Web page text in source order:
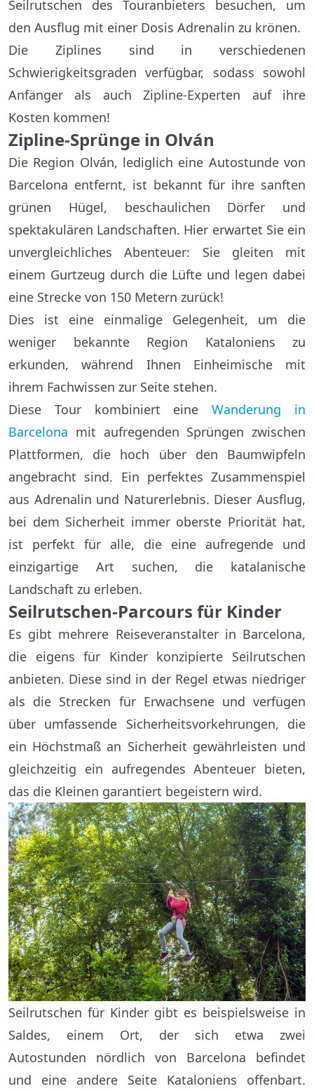
Seilrutschen des Touranbieters besuchen, um
den Ausflug mit einer Dosis Adrenalin zu krönen.
Die Ziplines sind in verschiedenen
Schwierigkeitsgraden verfügbar, sodass sowohl
Anfänger als auch Zipline-Experten auf ihre
Kosten kommen!
Zipline-Sprünge in Olván
Die Region Olván, lediglich eine Autostunde von
Barcelona entfernt, ist bekannt für ihre sanften
grünen Hügel, beschaulichen Dörfer und
spektakulären Landschaften. Hier erwartet Sie ein
unvergleichliches Abenteuer: Sie gleiten mit
einem Gurtzeug durch die Lüfte und legen dabei
eine Strecke von 150 Metern zurück!
Dies ist eine einmalige Gelegenheit, um die
weniger bekannte Region Kataloniens zu
erkunden, während Ihnen Einheimische mit
ihrem Fachwissen zur Seite stehen.
Diese Tour kombiniert eineWanderung in
Barcelona mit aufregenden Sprüngen zwischen
Plattformen, die hoch über den Baumwipfeln
angebracht sind. Ein perfektes Zusammenspiel
aus Adrenalin und Naturerlebnis. Dieser Ausflug,
bei dem Sicherheit immer oberste Priorität hat,
ist perfekt für alle, die eine aufregende und
einzigartige Art suchen, die katalanische
Landschaft zu erleben.
Seilrutschen-Parcours für Kinder
Es gibt mehrere Reiseveranstalter in Barcelona,
die eigens für Kinder konzipierte Seilrutschen
anbieten. Diese sind in der Regel etwas niedriger
als die Strecken für Erwachsene und verfügen
über umfassende Sicherheitsvorkehrungen, die
ein Höchstmaß an Sicherheit gewährleisten und
gleichzeitig ein aufregendes Abenteuer bieten,
das die Kleinen garantiert begeistern wird.
Seilrutschen für Kinder gibt es beispielsweise in
Saldes, einem Ort, der sich etwa zwei
Autostunden nördlich von Barcelona befindet
und eine andere Seite Kataloniens offenbart.